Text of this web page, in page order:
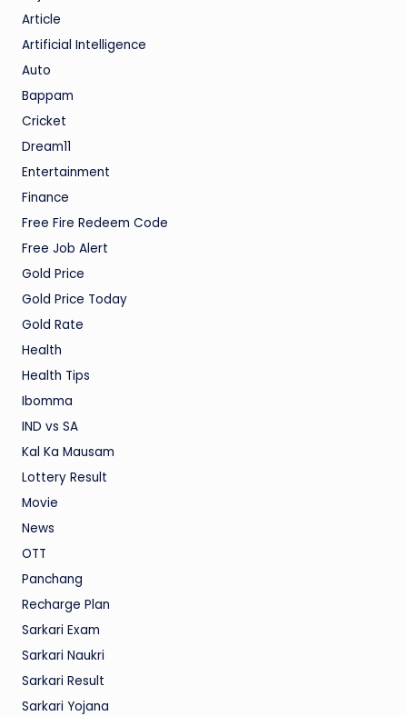
Article
Artificial Intelligence
Auto
Bappam
Cricket
Dream11
Entertainment
Finance
Free Fire Redeem Code
Free Job Alert
Gold Price
Gold Price Today
Gold Rate
Health
Health Tips
Ibomma
IND vs SA
Kal Ka Mausam
Lottery Result
Movie
News
OTT
Panchang
Recharge Plan
Sarkari Exam
Sarkari Naukri
Sarkari Result
Sarkari Yojana